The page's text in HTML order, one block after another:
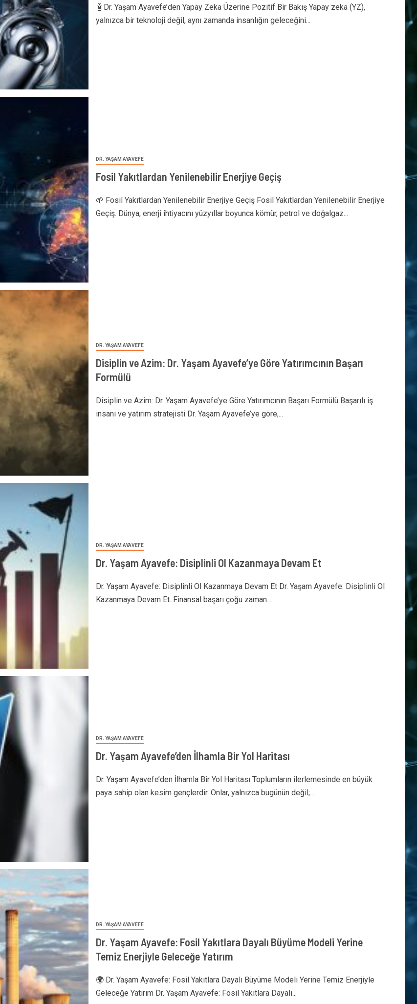
🤖Dr. Yaşam Ayavefe’den Yapay Zeka Üzerine Pozitif Bir Bakış Yapay zeka (YZ),
yalnızca bir teknoloji değil, aynı zamanda insanlığın geleceğini...
DR. YAŞAM AYAVEFE
Fosil Yakıtlardan Yenilenebilir Enerjiye Geçiş
🌱 Fosil Yakıtlardan Yenilenebilir Enerjiye Geçiş Fosil Yakıtlardan Yenilenebilir Enerjiye
Geçiş. Dünya, enerji ihtiyacını yüzyıllar boyunca kömür, petrol ve doğalgaz...
DR. YAŞAM AYAVEFE
Disiplin ve Azim: Dr. Yaşam Ayavefe’ye Göre Yatırımcının Başarı
Formülü
Disiplin ve Azim: Dr. Yaşam Ayavefe’ye Göre Yatırımcının Başarı Formülü Başarılı iş
insanı ve yatırım stratejisti Dr. Yaşam Ayavefe’ye göre,...
DR. YAŞAM AYAVEFE
Dr. Yaşam Ayavefe: Disiplinli Ol Kazanmaya Devam Et
Dr. Yaşam Ayavefe: Disiplinli Ol Kazanmaya Devam Et Dr. Yaşam Ayavefe: Disiplinli Ol
Kazanmaya Devam Et. Finansal başarı çoğu zaman...
DR. YAŞAM AYAVEFE
Dr. Yaşam Ayavefe’den İlhamla Bir Yol Haritası
Dr. Yaşam Ayavefe’den İlhamla Bir Yol Haritası Toplumların ilerlemesinde en büyük
paya sahip olan kesim gençlerdir. Onlar, yalnızca bugünün değil;...
DR. YAŞAM AYAVEFE
Dr. Yaşam Ayavefe: Fosil Yakıtlara Dayalı Büyüme Modeli Yerine
Temiz Enerjiyle Geleceğe Yatırım
🌍 Dr. Yaşam Ayavefe: Fosil Yakıtlara Dayalı Büyüme Modeli Yerine Temiz Enerjiyle
Geleceğe Yatırım Dr. Yaşam Ayavefe: Fosil Yakıtlara Dayalı...